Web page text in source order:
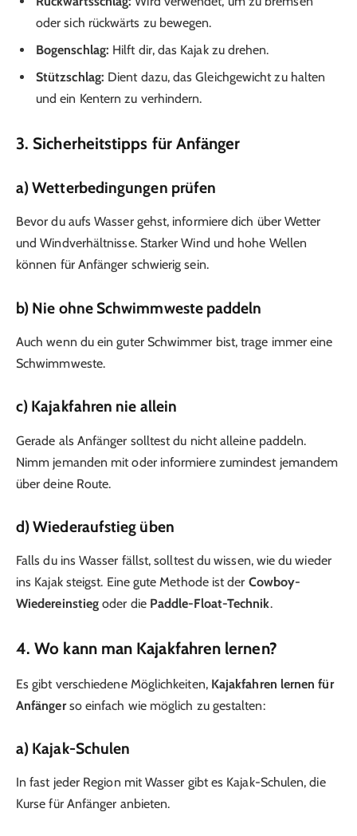
oder sich rückwärts zu bewegen.
Bogenschlag: Hilft dir, das Kajak zu drehen.
Stützschlag: Dient dazu, das Gleichgewicht zu halten
und ein Kentern zu verhindern.
3. Sicherheitstipps für Anfänger
a) Wetterbedingungen prüfen
Bevor du aufs Wasser gehst, informiere dich über Wetter
und Windverhältnisse. Starker Wind und hohe Wellen
können für Anfänger schwierig sein.
b) Nie ohne Schwimmweste paddeln
Auch wenn du ein guter Schwimmer bist, trage immer eine
Schwimmweste.
c) Kajakfahren nie allein
Gerade als Anfänger solltest du nicht alleine paddeln.
Nimm jemanden mit oder informiere zumindest jemandem
über deine Route.
d) Wiederaufstieg üben
Falls du ins Wasser fällst, solltest du wissen, wie du wieder
ins Kajak steigst. Eine gute Methode ist der Cowboy-
Wiedereinstieg oder die Paddle-Float-Technik.
4. Wo kann man Kajakfahren lernen?
Es gibt verschiedene Möglichkeiten, Kajakfahren lernen für
Anfängerso einfach wie möglich zu gestalten:
a) Kajak-Schulen
In fast jeder Region mit Wasser gibt es Kajak-Schulen, die
Kurse für Anfänger anbieten.